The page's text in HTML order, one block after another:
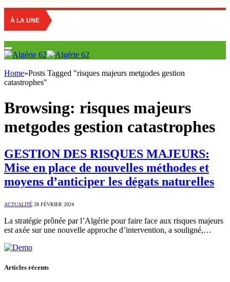
À LA UNE
Home»Posts Tagged "risques majeurs metgodes gestion
catastrophes"
Browsing: risques majeurs
metgodes gestion catastrophes
GESTION DES RISQUES MAJEURS:
Mise en place de nouvelles méthodes et
moyens d’anticiper les dégats naturelles
ACTUALITÉ 28 FÉVRIER 2024
La stratégie prônée par l’Algérie pour faire face aux risques majeurs
est axée sur une nouvelle approche d’intervention, a souligné,…
Articles récents